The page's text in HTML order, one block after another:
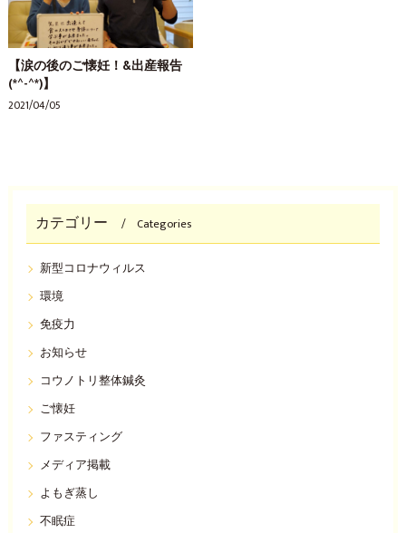
【涙の後のご懐妊！&出産報告
(*^-^*)】
2021/04/05
カテゴリー Categories
新型コロナウィルス
環境
免疫力
お知らせ
コウノトリ整体鍼灸
ご懐妊
ファスティング
メディア掲載
よもぎ蒸し
不眠症